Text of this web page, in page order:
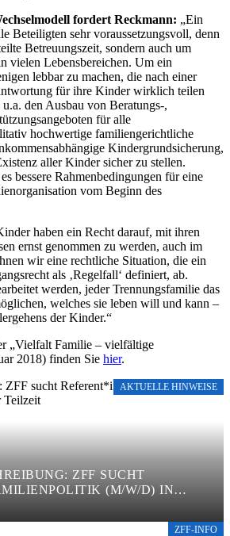
fordert Reckmann: „Ein
Beteiligten sehr voraussetzungsvoll, denn
Betreuungszeit, sondern auch um
vielen Lebensbereichen. Um ein
lebbar zu machen, die nach einer
für ihre Kinder wirklich teilen
den Ausbau von Beratungs-,
für alle
hochwertige familiengerichtliche
Kindergrundsicherung,
aller Kinder sicher zu stellen.
bessere Rahmenbedingungen für eine
vom Beginn des
haben ein Recht darauf, mit ihren
ernst genommen zu werden, auch im
wir eine rechtliche Situation, die ein
als ‚Regelfall‘ definiert, ab.
werden, jeder Trennungsfamilie das
welches sie leben will und kann –
der Kinder.“
„Vielfalt Familie – vielfältige
2018) finden Sie hier.
AKTUELLE HINWEISE
ZFF SUCHT
(M/W/D) IN
ZFF-INFO